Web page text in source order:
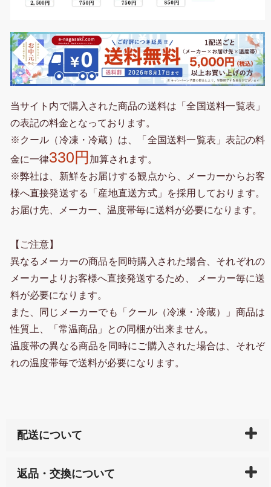
当サイト内で購入された商品の送料は「全国送料一覧表」
の表記の料金となっております。
※クール（冷凍・冷蔵）は、「全国送料一覧表」表記の料
金に一律330円 加算されます。
※弊社は、新鮮をお届けする観点から、メーカーからお客
様へ直接発送する「産地直送方式」を採用しております。
お届け先、メーカー、温度帯毎に送料が必要になります。
【ご注意】
異なるメーカーの商品を同時購入された場合、それぞれの
メーカーよりお客様へ直接発送するため、 メーカー毎に送
料が必要になります。
また、同じメーカーでも「クール（冷凍・冷蔵）」商品は
性質上、「常温商品」との同梱が出来ません。
温度帯の異なる商品を同時にご購入された場合は、それぞ
れの温度帯毎で送料が必要になります。
配送について
天ペイ」の方はご注文受付後）、 長崎県下全域に点在
返品・交換について